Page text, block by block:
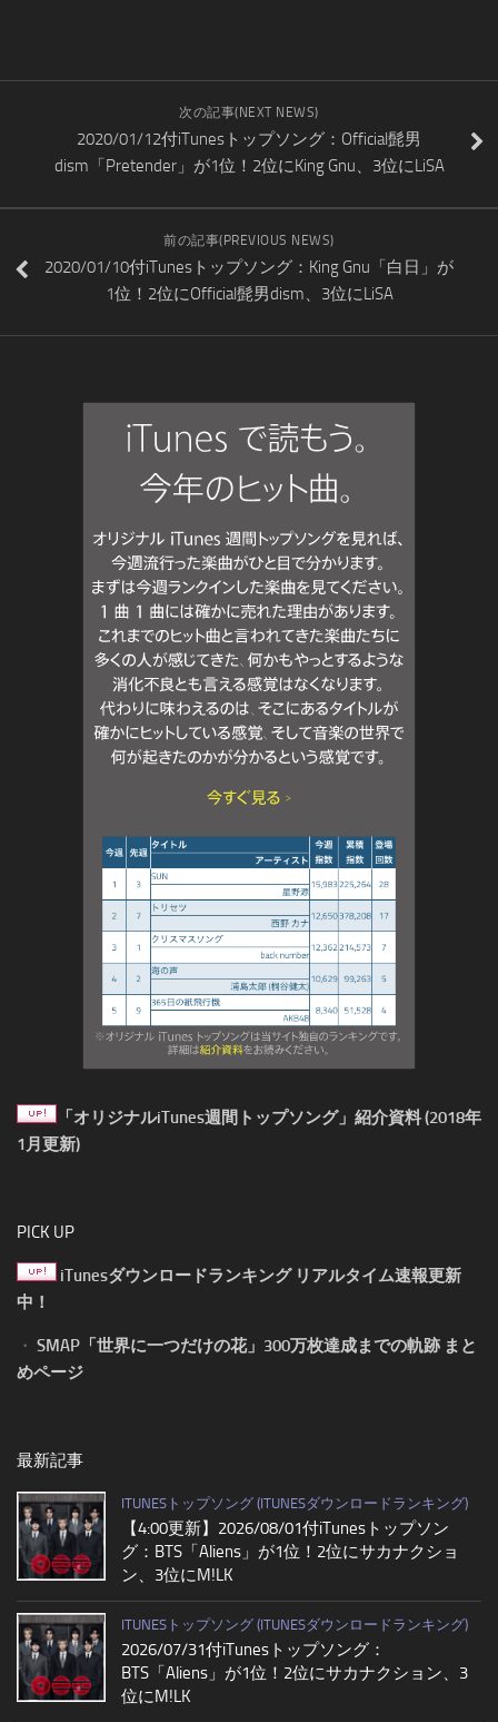
次の記事(NEXT NEWS)
2020/01/12付iTunesトップソング：Official髭男
dism「Pretender」が1位！2位にKing Gnu、3位にLiSA
前の記事(PREVIOUS NEWS)
2020/01/10付iTunesトップソング：King Gnu「白日」が
1位！2位にOfficial髭男dism、3位にLiSA
「オリジナルiTunes週間トップソング」紹介資料 (2018年
1月更新)
PICK UP
iTunesダウンロードランキング リアルタイム速報更新
中！
・ SMAP「世界に一つだけの花」300万枚達成までの軌跡 まと
めページ
最新記事
ITUNESトップソング (ITUNESダウンロードランキング)
【4:00更新】2026/08/01付iTunesトップソン
グ：BTS「Aliens」が1位！2位にサカナクショ
ン、3位にM!LK
ITUNESトップソング (ITUNESダウンロードランキング)
2026/07/31付iTunesトップソング：
BTS「Aliens」が1位！2位にサカナクション、3
位にM!LK